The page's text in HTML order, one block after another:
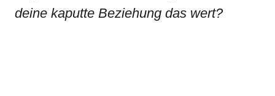
deine kaputte Beziehung das wert?